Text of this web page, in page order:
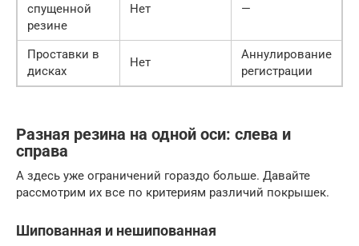
спущенной
резине
Нет —
Проставки в
дисках
Нет
Аннулирование
регистрации
Разная резина на одной оси: слева и
справа
А здесь уже ограничений гораздо больше. Давайте
рассмотрим их все по критериям различий покрышек.
Шипованная и нешипованная